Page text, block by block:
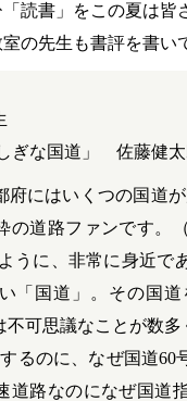
読書」をこの夏は皆
の先生も書評を書い
ぎな国道」 佐藤健
府にはいくつの国道
の道路ファンです。
うに、非常に身近で
「国道」。その国
可思議なことが数多
るのに、なぜ国道60
道路なのになぜ国道